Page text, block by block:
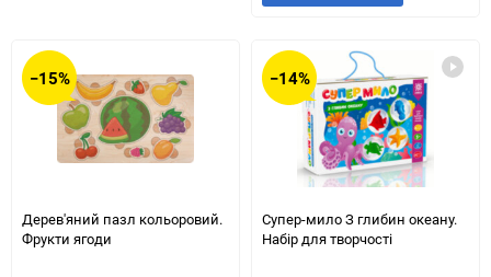
−15%
Дерев'яний пазл кольоровий.
Фрукти ягоди
−14%
Супер-мило З глибин океану.
Набір для творчості